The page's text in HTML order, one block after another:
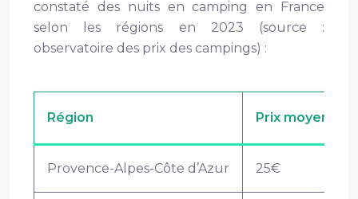
constaté des nuits en camping en France
selon les régions en 2023 (source :
observatoire des prix des campings) :
Région Prix moyen
Provence-Alpes-Côte d’Azur 25€